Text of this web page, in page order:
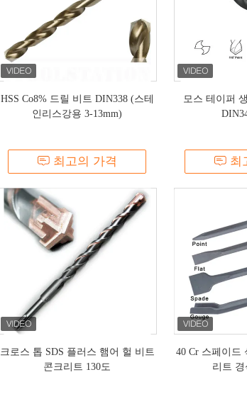
HSS Co8% 드릴 비트 DIN338 (스테
인리스강용 3-13mm)
최고의 가격
모스 테이퍼
최
크로스 톱 SDS 플러스 햄어 헐 비트
콘크리트 130도
40 Cr 스페이드
리트 경